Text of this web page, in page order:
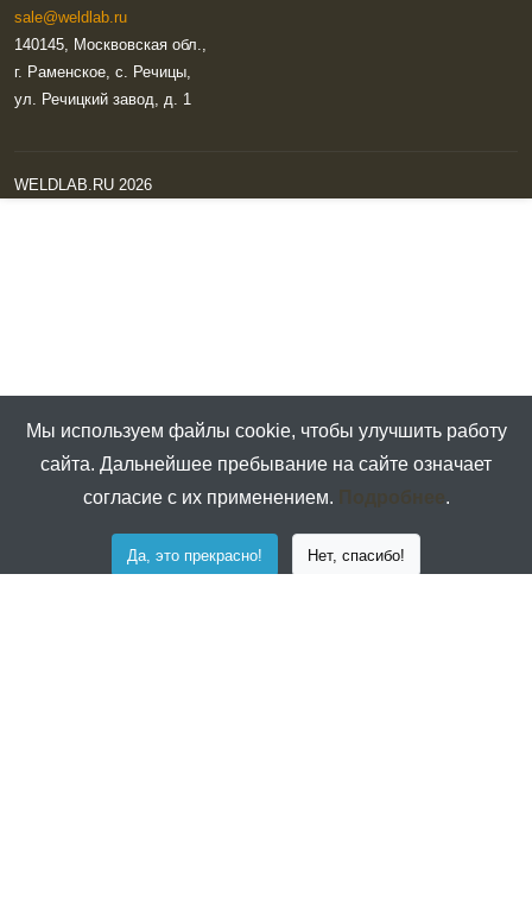
sale@weldlab.ru
140145, Москвовская обл.,
г. Раменское, с. Речицы,
ул. Речицкий завод, д. 1
WELDLAB.RU 2026
Мы используем файлы cookie, чтобы улучшить работу
сайта. Дальнейшее пребывание на сайте означает
согласие с их применением.
Подробнее .
Да, это прекрасно! Нет, спасибо!